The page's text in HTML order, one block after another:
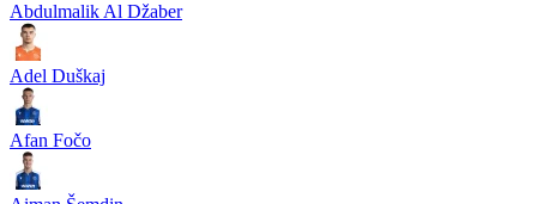
Abdulmalik Al Džaber
Adel Duškaj
Afan Fočo